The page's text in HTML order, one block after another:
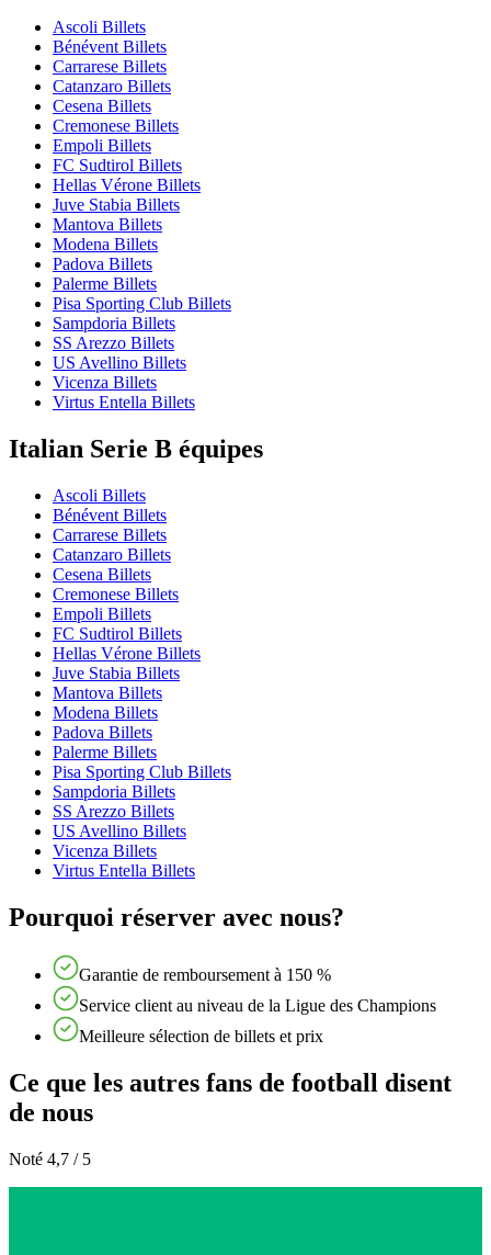
Ascoli Billets
Bénévent Billets
Carrarese Billets
Catanzaro Billets
Cesena Billets
Cremonese Billets
Empoli Billets
FC Sudtirol Billets
Hellas Vérone Billets
Juve Stabia Billets
Mantova Billets
Modena Billets
Padova Billets
Palerme Billets
Pisa Sporting Club Billets
Sampdoria Billets
SS Arezzo Billets
US Avellino Billets
Vicenza Billets
Virtus Entella Billets
Italian Serie B équipes
Ascoli Billets
Bénévent Billets
Carrarese Billets
Catanzaro Billets
Cesena Billets
Cremonese Billets
Empoli Billets
FC Sudtirol Billets
Hellas Vérone Billets
Juve Stabia Billets
Mantova Billets
Modena Billets
Padova Billets
Palerme Billets
Pisa Sporting Club Billets
Sampdoria Billets
SS Arezzo Billets
US Avellino Billets
Vicenza Billets
Virtus Entella Billets
Pourquoi réserver avec nous?
Garantie de remboursement à 150 %
Service client au niveau de la Ligue des Champions
Meilleure sélection de billets et prix
Ce que les autres fans de football disent
de nous
Noté 4,7 / 5